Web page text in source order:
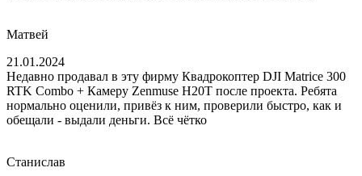
Матвей
21.01.2024
Недавно продавал в эту фирму Квадрокоптер DJI Matrice 300
RTK Combo + Камеру Zenmuse H20T после проекта. Ребята
нормально оценили, привёз к ним, проверили быстро, как и
обещали - выдали деньги. Всё чётко
Станислав